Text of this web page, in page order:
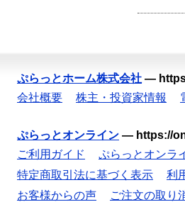
ぷらっとホーム株式会社 —
会社概要
株主・投資家情報
ぷらっとオンライン — https://
ご利用ガイド
ぷらっとオンラ
特定商取引法に基づく表示
利
お客様からの声
ご注文の取り